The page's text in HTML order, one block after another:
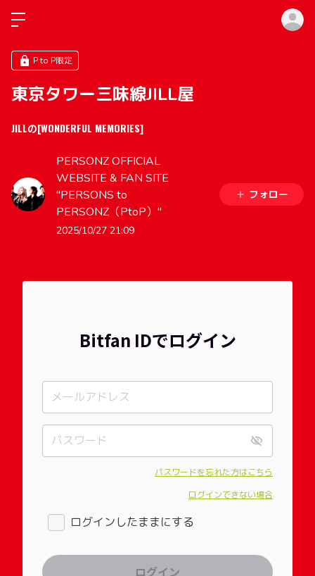
P to P限定
東京タワー三味線JILL屋
JILLの[WONDERFUL MEMORIES]
PERSONZ OFFICIAL
WEBSITE & FAN SITE
"PERSONS to
PERSONZ（PtoP）"
2025/10/27 21:09
フォロー
Bitfan IDでログイン
パスワードを忘れた方はこちら
ログインできない場合
ログインしたままにする